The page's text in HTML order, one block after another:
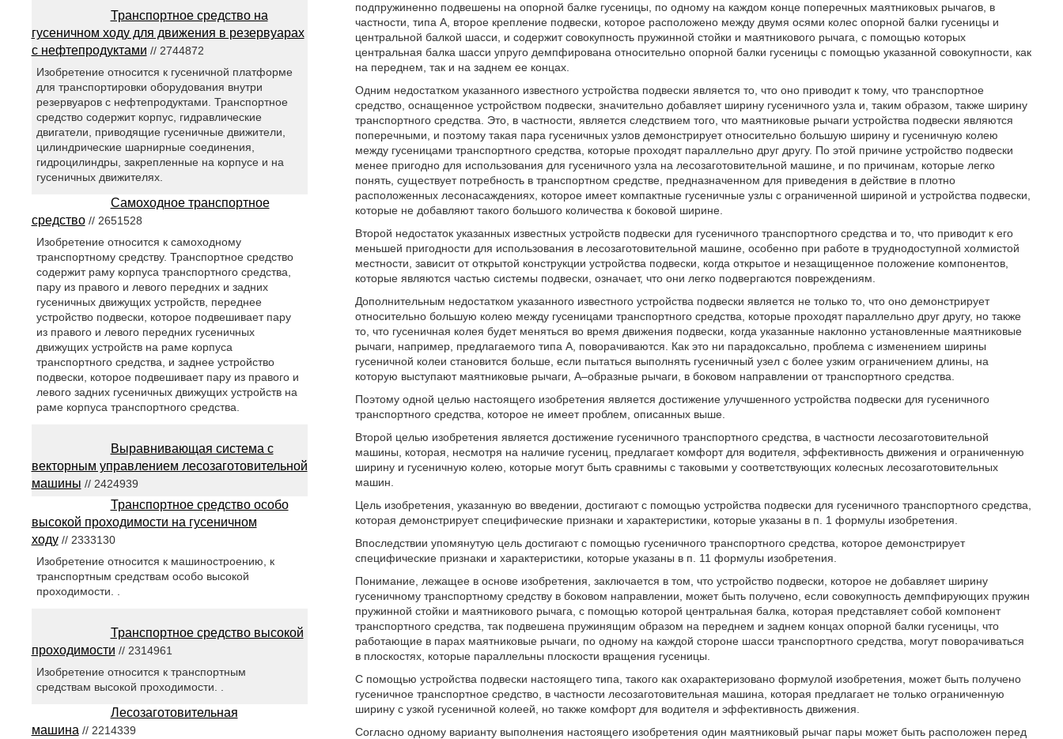
подпружиненно подвешены на опорной балке гусеницы, по одному на каждом конце поперечных маятниковых рычагов, в
частности, типа А, второе крепление подвески, которое расположено между двумя осями колес опорной балки гусеницы и
центральной балкой шасси, и содержит совокупность пружинной стойки и маятникового рычага, с помощью которых
центральная балка шасси упруго демпфирована относительно опорной балки гусеницы с помощью указанной совокупности, как
на переднем, так и на заднем ее концах.
Одним недостатком указанного известного устройства подвески является то, что оно приводит к тому, что транспортное
средство, оснащенное устройством подвески, значительно добавляет ширину гусеничного узла и, таким образом, также ширину
транспортного средства. Это, в частности, является следствием того, что маятниковые рычаги устройства подвески являются
поперечными, и поэтому такая пара гусеничных узлов демонстрирует относительно большую ширину и гусеничную колею
между гусеницами транспортного средства, которые проходят параллельно друг другу. По этой причине устройство подвески
менее пригодно для использования для гусеничного узла на лесозаготовительной машине, и по причинам, которые легко
понять, существует потребность в транспортном средстве, предназначенном для приведения в действие в плотно
расположенных лесонасаждениях, которое имеет компактные гусеничные узлы с ограниченной шириной и устройства подвески,
которые не добавляют такого большого количества к боковой ширине.
Второй недостаток указанных известных устройств подвески для гусеничного транспортного средства и то, что приводит к его
меньшей пригодности для использования в лесозаготовительной машине, особенно при работе в труднодоступной холмистой
местности, зависит от открытой конструкции устройства подвески, когда открытое и незащищенное положение компонентов,
которые являются частью системы подвески, означает, что они легко подвергаются повреждениям.
Дополнительным недостатком указанного известного устройства подвески является не только то, что оно демонстрирует
относительно большую колею между гусеницами транспортного средства, которые проходят параллельно друг другу, но также
то, что гусеничная колея будет меняться во время движения подвески, когда указанные наклонно установленные маятниковые
рычаги, например, предлагаемого типа A, поворачиваются. Как это ни парадоксально, проблема с изменением ширины
гусеничной колеи становится больше, если пытаться выполнять гусеничный узел c более узким ограничением длины, на
которую выступают маятниковые рычаги, А–образные рычаги, в боковом направлении от транспортного средства.
Поэтому одной целью настоящего изобретения является достижение улучшенного устройства подвески для гусеничного
транспортного средства, которое не имеет проблем, описанных выше.
Второй целью изобретения является достижение гусеничного транспортного средства, в частности лесозаготовительной
машины, которая, несмотря на наличие гусениц, предлагает комфорт для водителя, эффективность движения и ограниченную
ширину и гусеничную колею, которые могут быть сравнимы с таковыми у соответствующих колесных лесозаготовительных
машин.
Цель изобретения, указанную во введении, достигают с помощью устройства подвески для гусеничного транспортного средства,
которая демонстрирует специфические признаки и характеристики, которые указаны в п. 1 формулы изобретения.
Впоследствии упомянутую цель достигают с помощью гусеничного транспортного средства, которое демонстрирует
специфические признаки и характеристики, которые указаны в п. 11 формулы изобретения.
Понимание, лежащее в основе изобретения, заключается в том, что устройство подвески, которое не добавляет ширину
гусеничному транспортному средству в боковом направлении, может быть получено, если совокупность демпфирующих пружин
пружинной стойки и маятникового рычага, с помощью которой центральная балка, которая представляет собой компонент
транспортного средства, так подвешена пружинящим образом на переднем и заднем концах опорной балки гусеницы, что
работающие в парах маятниковые рычаги, по одному на каждой стороне шасси транспортного средства, могут поворачиваться
в плоскостях, которые параллельны плоскости вращения гусеницы.
С помощью устройства подвески настоящего типа, такого как охарактеризовано формулой изобретения, может быть получено
гусеничное транспортное средство, в частности лесозаготовительная машина, которая предлагает не только ограниченную
ширину с узкой гусеничной колеей, но также комфорт для водителя и эффективность движения.
Согласно одному варианту выполнения настоящего изобретения один маятниковый рычаг пары может быть расположен перед
Транспортное средство на
гусеничном ходу для движения в резервуарах
с нефтепродуктами // 2744872
Изобретение относится к гусеничной платформе
для транспортировки оборудования внутри
резервуаров с нефтепродуктами. Транспортное
средство содержит корпус, гидравлические
двигатели, приводящие гусеничные движители,
цилиндрические шарнирные соединения,
гидроцилиндры, закрепленные на корпусе и на
гусеничных движителях.
Самоходное транспортное
средство// 2651528
Изобретение относится к самоходному
транспортному средству. Транспортное средство
содержит раму корпуса транспортного средства,
пару из правого и левого передних и задних
гусеничных движущих устройств, переднее
устройство подвески, которое подвешивает пару
из правого и левого передних гусеничных
движущих устройств на раме корпуса
транспортного средства, и заднее устройство
подвески, которое подвешивает пару из правого и
левого задних гусеничных движущих устройств на
раме корпуса транспортного средства.
Выравнивающая система с
векторным управлением лесозаготовительной
машины // 2424939
Транспортное средство особо
высокой проходимости на гусеничном
ходу// 2333130
Изобретение относится к машиностроению, к
транспортным средствам особо высокой
проходимости. .
Транспортное средство высокой
проходимости // 2314961
Изобретение относится к транспортным
средствам высокой проходимости. .
Лесозаготовительная
машина // 2214339